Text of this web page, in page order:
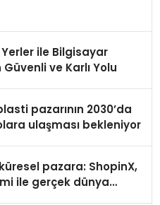
ile Bilgisayar
Güvenli ve Karlı Yolu
pazarının 2030’da
ulaşması bekleniyor
pazara: ShopinX,
ile gerçek dünya